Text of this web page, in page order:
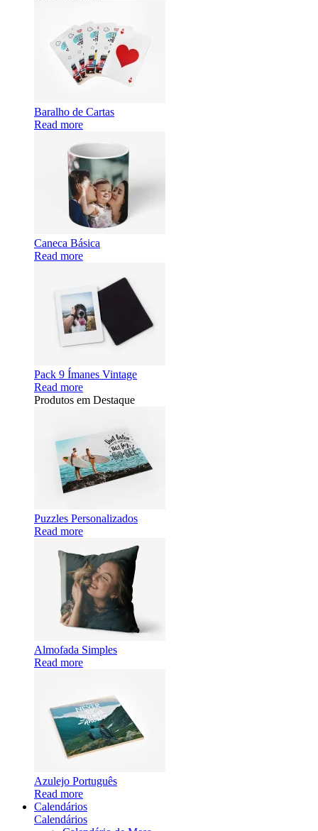
Baralho de Cartas
Read more
Caneca Básica
Read more
Pack 9 Ímanes Vintage
Read more
Produtos em Destaque
Puzzles Personalizados
Read more
Almofada Simples
Read more
Azulejo Português
Read more
Calendários
Calendários